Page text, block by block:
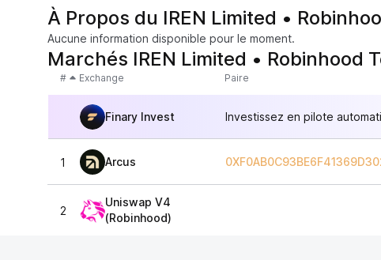
À Propos du IREN Limited •
Aucune information disponible pour le moment.
Marchés IREN Limited • Robinhood
# Exchange Paire
Finary Invest Investissez en pilote
1 Arcus
2
Uniswap V4
(Robinhood)